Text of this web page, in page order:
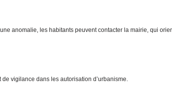
anomalie, les habitants peuvent contacter la mairie, qui
vigilance dans les autorisation d’urbanisme.